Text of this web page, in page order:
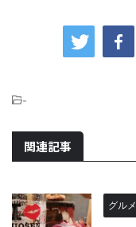
-
関連記事
グルメ